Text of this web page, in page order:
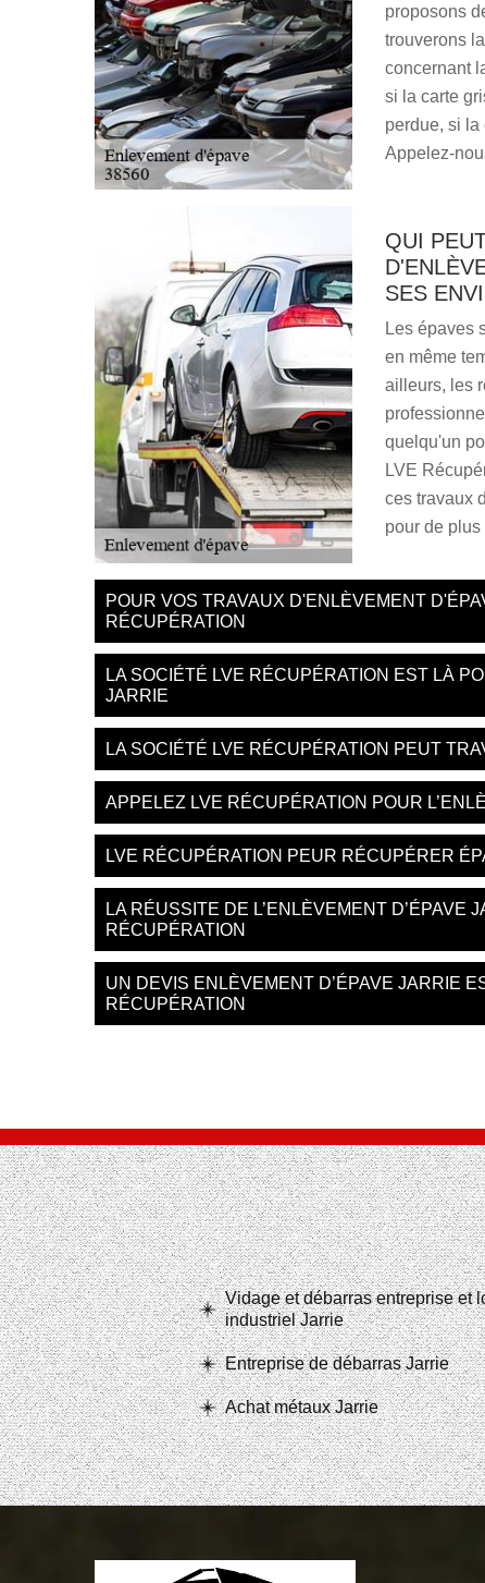
proposons
trouverons
concernant
si la carte
perdue, si la
Appelez-
QUI
SES
Les épaves
en même
ailleurs, les
quelqu'un
LVE
ces travaux
pour de
POUR VOS TRAVAUX D'ENLÈVEMENT
RÉCUPÉRATION
LA SOCIÉTÉ LVE RÉCUPÉRATION EST LÀ
JARRIE
LA SOCIÉTÉ LVE RÉCUPÉRATION PEUT
APPELEZ LVE RÉCUPÉRATION POUR
LVE RÉCUPÉRATION PEUR RÉCUPÉRER
LA RÉUSSITE DE L’ENLÈVEMENT D’ÉPAVE
RÉCUPÉRATION
UN DEVIS ENLÈVEMENT D’ÉPAVE JARRIE
RÉCUPÉRATION
Vidage et débarras entreprise et
industriel Jarrie
Entreprise de débarras Jarrie
Achat métaux Jarrie